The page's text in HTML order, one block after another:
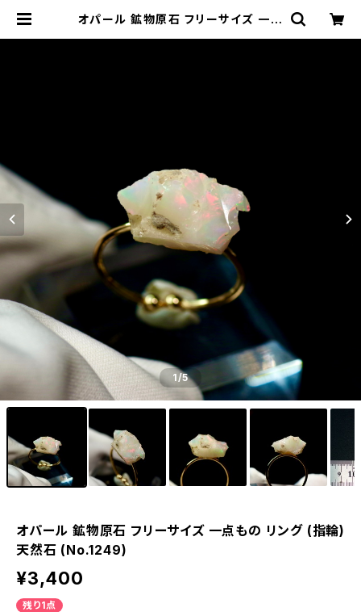
オパール 鉱物原石 フリーサイズ 一点
1/5
オパール 鉱物原石 フリーサイズ 一点もの リング (指輪)
天然石 (No.1249)
¥3,400
残り1点